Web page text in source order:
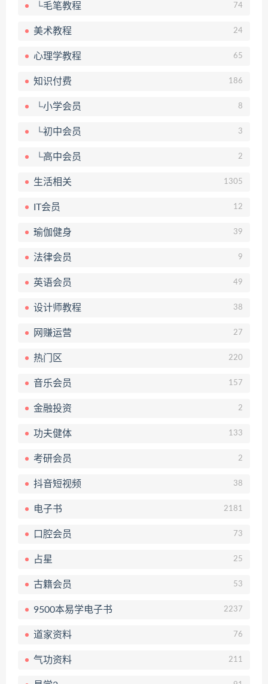
└毛笔教程 74
美术教程 24
心理学教程 65
知识付费 186
└小学会员 8
└初中会员 3
└高中会员 2
生活相关 1305
IT会员 12
瑜伽健身 39
法律会员 9
英语会员 49
设计师教程 38
网赚运营 27
热门区 220
音乐会员 157
金融投资 2
功夫健体 133
考研会员 2
抖音短视频 38
电子书 2181
口腔会员 73
占星 25
古籍会员 53
9500本易学电子书 2237
道家资料 76
气功资料 211